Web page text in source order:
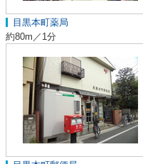
目黒本町薬局
約80m／1分